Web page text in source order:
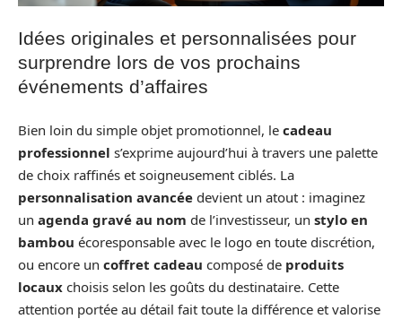
Idées originales et personnalisées pour
surprendre lors de vos prochains
événements d’affaires
Bien loin du simple objet promotionnel, le cadeau
professionnel s’exprime aujourd’hui à travers une palette
de choix raffinés et soigneusement ciblés. La
personnalisation avancée devient un atout : imaginez
un agenda gravé au nom de l’investisseur, un stylo en
bambou écoresponsable avec le logo en toute discrétion,
ou encore un coffret cadeau composé de produits
locaux choisis selon les goûts du destinataire. Cette
attention portée au détail fait toute la différence et valorise